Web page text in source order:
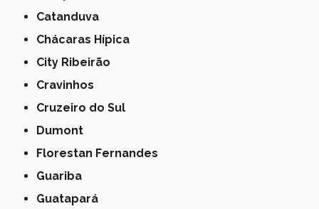
Catanduva
Chácaras Hípica
City Ribeirão
Cravinhos
Cruzeiro do Sul
Dumont
Florestan Fernandes
Guariba
Guatapará